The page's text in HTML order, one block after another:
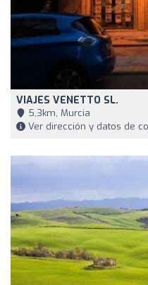
VIAJES VENETTO SL.
5,3km, Murcia
Ver dirección y datos de